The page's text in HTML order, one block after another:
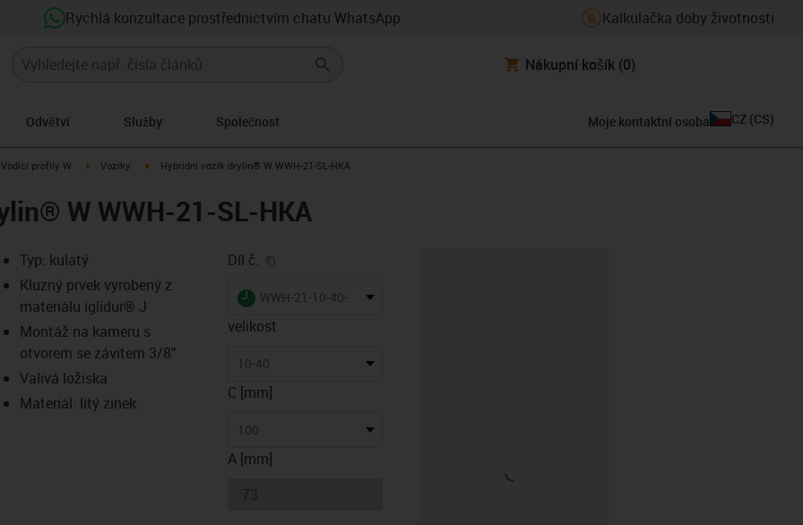
Rychlá konzultace prostřednictvím chatu WhatsApp Kalkulačka doby životnosti
Nákupní košík (0)
Odvětví Služby Společnost Moje kontaktní osoba CZ (CS)
icon-arrow-right
Vodicí profily W igus-icon-arrow-right
Vozíky igus-icon-arrow-right
Hybridní vozík drylin® W WWH-21-SL-HKA
W WWH-21-SL-HKA
lupe
lupe
Typ: kulatý
Kluzný prvek vyrobený z
materiálu iglidur® J
Montáž na kameru s
otvorem se závitem 3/8"
Valivá ložiska
Materiál: litý zinek
Díl č.
igus-icon-lieferzeit
WWH-21-10-40-10-SL-HKA
velikost
10-40
C [mm]
100
A [mm]